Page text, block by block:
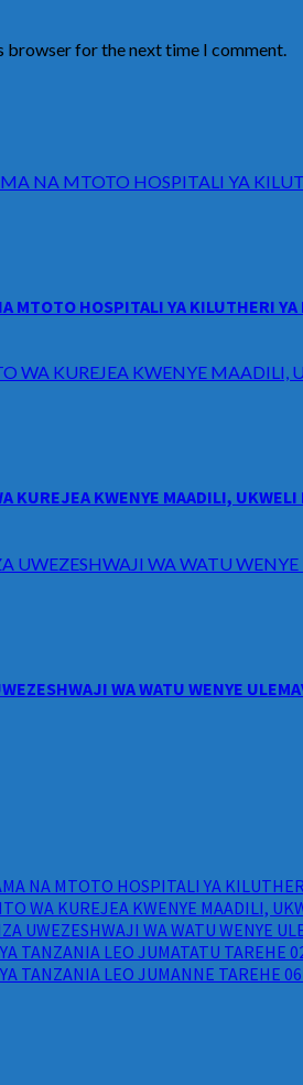
browser for the next time I comment.
NA MTOTO HOSPITALI YA
MTOTO HOSPITALI YA KILUTHERI YA
WA KUREJEA KWENYE MAADILI,
KUREJEA KWENYE MAADILI, UKWELI
UWEZESHWAJI WA WATU
WA WATU WENYE
NA MTOTO HOSPITALI YA
WA KUREJEA KWENYE MAADILI,
UWEZESHWAJI WA WATU WENYE
TANZANIA LEO JUMATATU TAREHE
TANZANIA LEO JUMANNE TAREHE